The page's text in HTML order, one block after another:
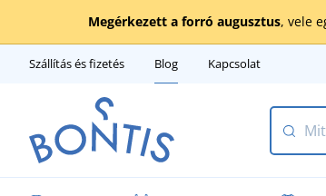
Megérkezett a forró augusztus, vele
Szállítás és fizetés Blog Kapcsolat